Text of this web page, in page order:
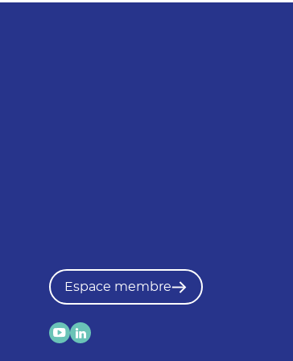
Espace membre